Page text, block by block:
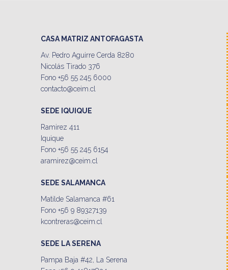
CASA MATRIZ ANTOFAGASTA
Av. Pedro Aguirre Cerda 8280
Nicolás Tirado 376
Fono +56 55 245 6000
contacto@ceim.cl
SEDE IQUIQUE
Ramirez 411
Iquique
Fono +56 55 245 6154
aramirez@ceim.cl
SEDE SALAMANCA
Matilde Salamanca #61
Fono +56 9 89327139
kcontreras@ceim.cl
SEDE LA SERENA
Pampa Baja #42, La Serena